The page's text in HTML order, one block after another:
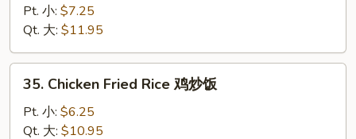
Fried
Rice
虾
炒
Pt. 小: $7.25
Qt. 大: $11.95
Chicken
Fried
Rice
35. Chicken Fried Rice 鸡炒饭
Pt. 小: $6.25
Qt. 大: $10.95